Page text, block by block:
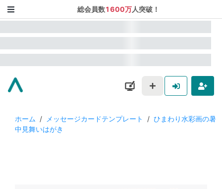
総会員数1600万人突破！
ホーム / メッセージカードテンプレート / ひまわり水彩画の暑
中見舞いはがき